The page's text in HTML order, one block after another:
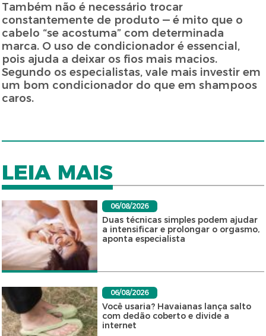
Também não é necessário trocar
constantemente de produto — é mito que o
cabelo “se acostuma” com determinada
marca. O uso de condicionador é essencial,
pois ajuda a deixar os fios mais macios.
Segundo os especialistas, vale mais investir em
um bom condicionador do que em shampoos
caros.
LEIA MAIS
06/08/2026
Duas técnicas simples podem ajudar
a intensificar e prolongar o orgasmo,
aponta especialista
06/08/2026
Você usaria? Havaianas lança salto
com dedão coberto e divide a
internet